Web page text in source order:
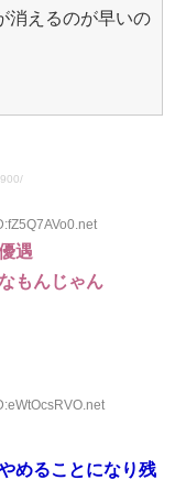
消えるのが早いの
遇
もんじゃん
めることになり残